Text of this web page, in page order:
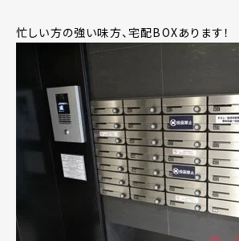
忙しい方の強い味方、宅配BOXあります！